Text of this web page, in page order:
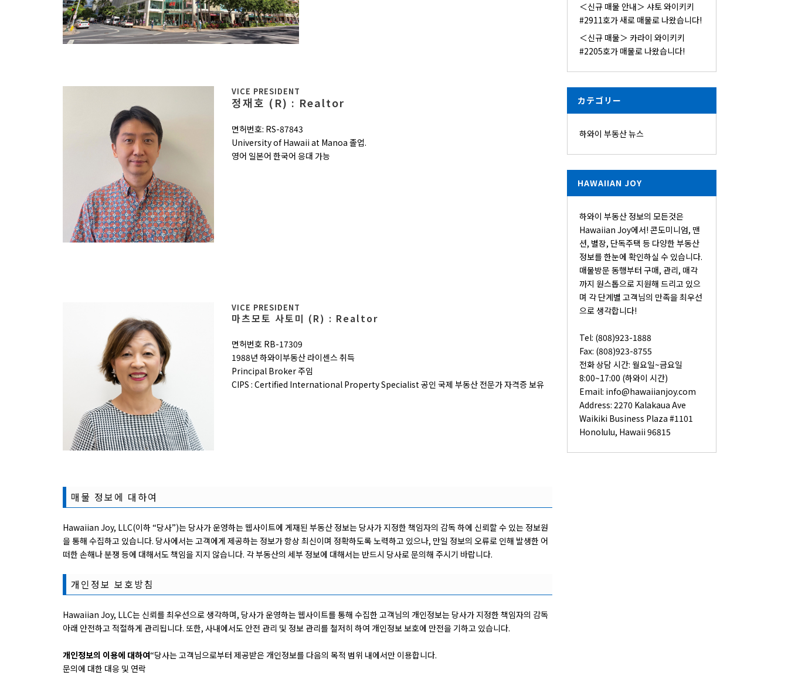
VICE PRESIDENT
정재호 (R) : Realtor
면허번호: RS-87843
University of Hawaii at Manoa 졸업.
영어 일본어 한국어 응대 가능
VICE PRESIDENT
마츠모토 사토미 (R) : Realtor
면허번호 RB-17309
1988년 하와이부동산 라이센스 취득
Principal Broker 주임
CIPS : Certified International Property Specialist 공인 국제 부동산 전문가 자격증 보유
매물 정보에 대하여
Hawaiian Joy, LLC(이하 “당사”)는 당사가 운영하는 웹사이트에 게재된 부동산 정보는 당사가 지정한 책임자의 감독 하에 신뢰할 수 있는 정보원
을 통해 수집하고 있습니다. 당사에서는 고객에게 제공하는 정보가 항상 최신이며 정확하도록 노력하고 있으나, 만일 정보의 오류로 인해 발생한 어
떠한 손해나 분쟁 등에 대해서도 책임을 지지 않습니다. 각 부동산의 세부 정보에 대해서는 반드시 당사로 문의해 주시기 바랍니다.
개인정보 보호방침
Hawaiian Joy, LLC는 신뢰를 최우선으로 생각하며, 당사가 운영하는 웹사이트를 통해 수집한 고객님의 개인정보는 당사가 지정한 책임자의 감독
아래 안전하고 적절하게 관리됩니다. 또한, 사내에서도 안전 관리 및 정보 관리를 철저히 하여 개인정보 보호에 만전을 기하고 있습니다.
개인정보의 이용에 대하여“당사는 고객님으로부터 제공받은 개인정보를 다음의 목적 범위 내에서만 이용합니다.
문의에 대한 대응 및 연락
＜신규 매물 안내＞ 샤토 와이키키
#2911호가 새로 매물로 나왔습니다!
＜신규 매물＞ 카라이 와이키키
#2205호가 매물로 나왔습니다!
カテゴリー
하와이 부동산 뉴스
HAWAIIAN JOY
하와이 부동산 정보의 모든것은
Hawaiian Joy에서! 콘도미니엄, 맨
션, 별장, 단독주택 등 다양한 부동산
정보를 한눈에 확인하실 수 있습니다.
매물방문 동행부터 구매, 관리, 매각
까지 원스톱으로 지원해 드리고 있으
며 각 단계별 고객님의 만족을 최우선
으로 생각합니다!
Tel: (808)923-1888
Fax: (808)923-8755
전화 상담 시간: 월요일~금요일
8:00~17:00 (하와이 시간)
Email: info@hawaiianjoy.com
Address: 2270 Kalakaua Ave
Waikiki Business Plaza #1101
Honolulu, Hawaii 96815